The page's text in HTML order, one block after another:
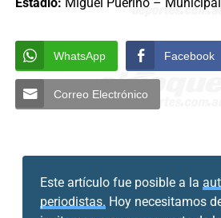
Estadio: Miguel Puerino –
WhatsApp Facebook
Correo Electrónico
Este artículo fue posible a la
periodistas. Hoy necesitamos